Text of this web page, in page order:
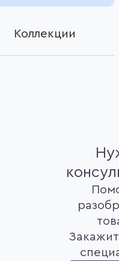
Коллекции